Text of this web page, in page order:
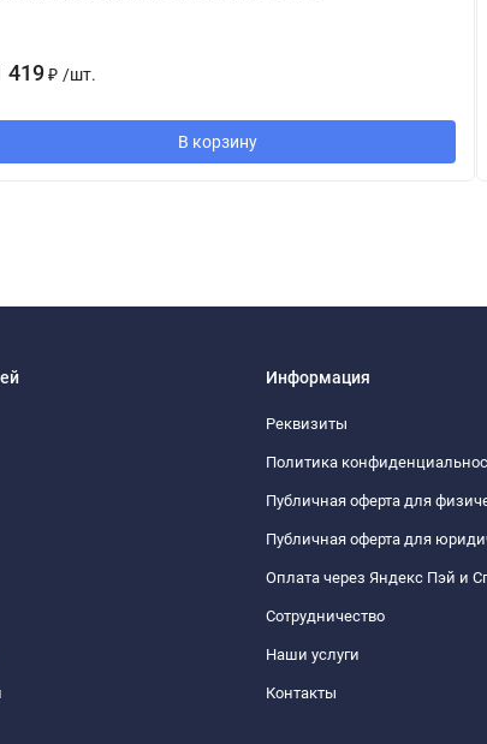
419 ₽ /шт.
В корзину
Информация
Реквизиты
Политика
Публичная оферта для
Публичная оферта для
Оплата через Яндекс Пэй и
Сотрудничество
Наши услуги
Контакты